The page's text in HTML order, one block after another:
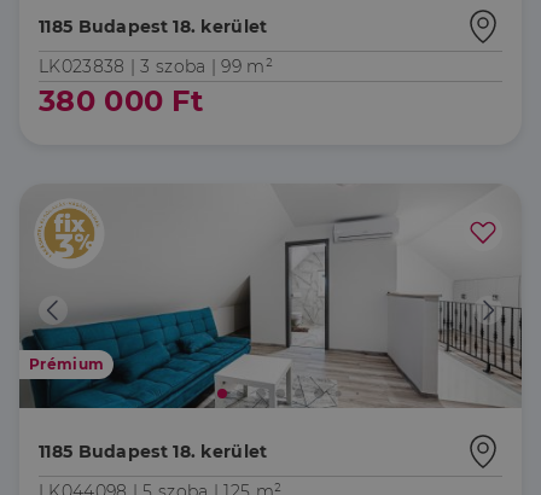
1185 Budapest 18. kerület
LK023838 |3 szoba | 99 m²
380 000 Ft
Prémium
1185 Budapest 18. kerület
felhasználásához
hozzájárulás
szolgál
k beleegyezési
beállításainak
a Cookie-
Script.com
cookie banner
megfelelően
működjön.
Név
/Domain
Lejárat Leírás
Privacy Policy